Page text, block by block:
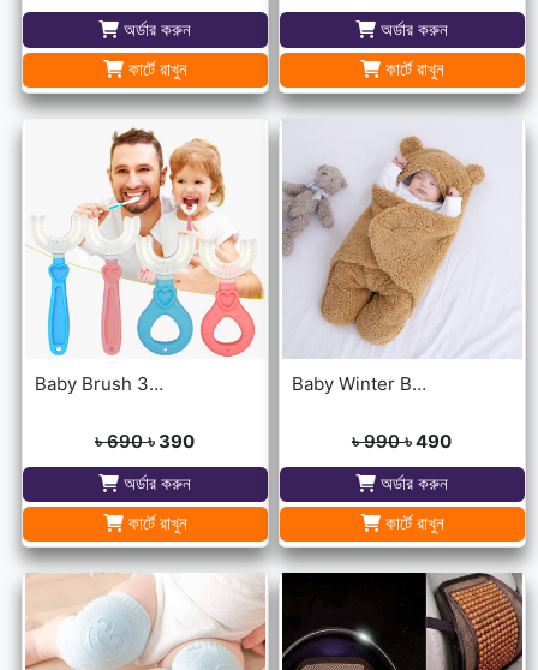
অর্ডার করুন
কার্টে রাখুন
অর্ডার করুন
কার্টে রাখুন
Baby Brush 360° Kids U-Shaped Toothbrush
৳ 690৳ 390
অর্ডার করুন
কার্টে রাখুন
Baby Winter Blanket Winter Protection Worm Baby Care Blanket For ( 0-1year Babies )
৳ 990৳ 490
অর্ডার করুন
কার্টে রাখুন